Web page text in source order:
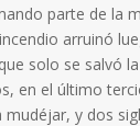
parte de la
arruinó
solo se salvó
en el último
mudéjar, y dos